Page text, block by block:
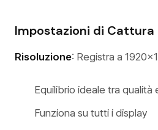
Impostazioni di Cattura
Risoluzione: Registra a
Equilibrio ideale tra qualità
Funziona su tutti i display